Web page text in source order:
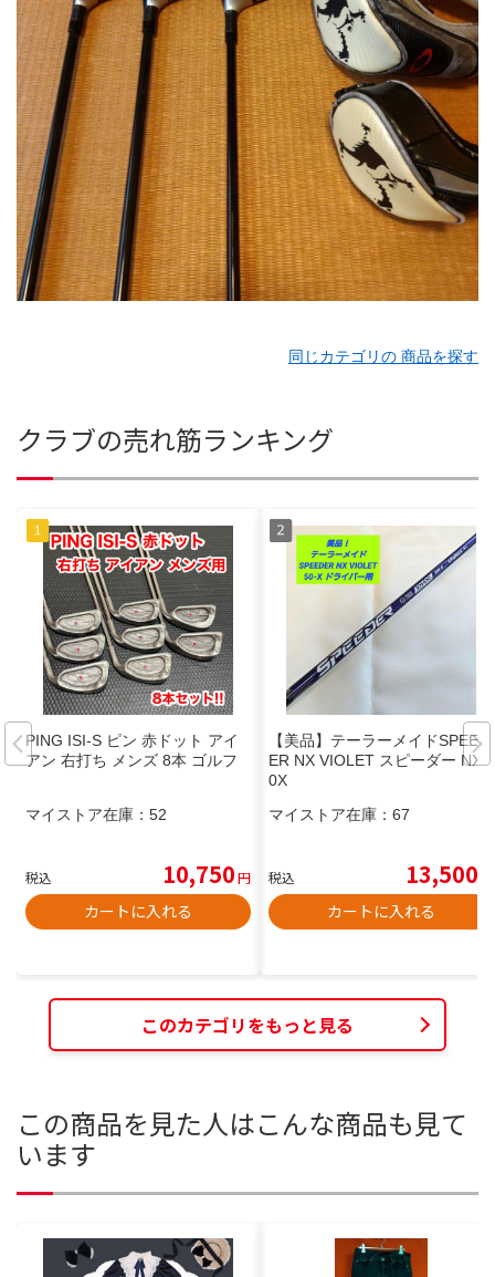
同じカテゴリの 商品を探す
クラブの売れ筋ランキング
PING ISI-S ピン 赤ドット アイ
アン 右打ち メンズ 8本 ゴルフ
マイストア在庫： 52
税込 10,750円
カートに入れる
【美品】テーラーメイドSPEED
ER NX VIOLET スピーダー NX5
0X
マイストア在庫： 67
税込 13,500
カートに入れる
このカテゴリをもっと見る
この商品を見た人はこんな商品も見て
います